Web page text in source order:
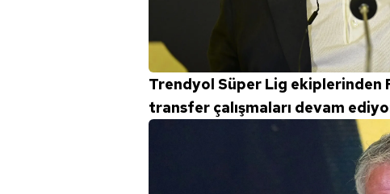
Trendyol Süper Lig ekiplerinden
transfer çalışmaları devam